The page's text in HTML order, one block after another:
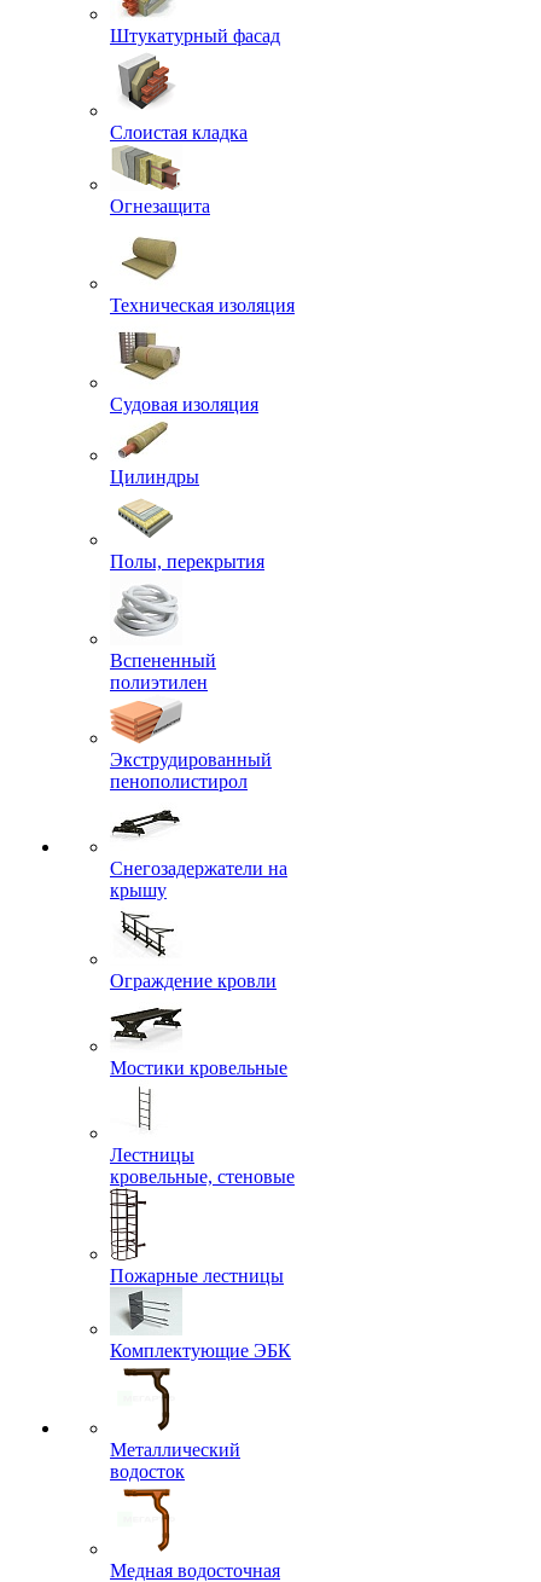
Штукатурный фасад
Слоистая кладка
Огнезащита
Техническая изоляция
Судовая изоляция
Цилиндры
Полы, перекрытия
Вспененный
полиэтилен
Экструдированный
пенополистирол
Снегозадержатели на
крышу
Ограждение кровли
Мостики кровельные
Лестницы
кровельные, стеновые
Пожарные лестницы
Комплектующие ЭБК
Металлический
водосток
Медная водосточная